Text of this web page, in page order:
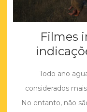
Filmes
Todo ano
considerados
No entanto, não